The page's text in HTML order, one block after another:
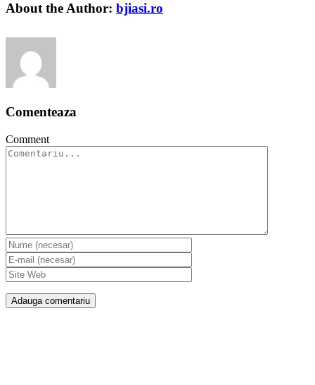
About the Author: bjiasi.ro
Comenteaza
Comment